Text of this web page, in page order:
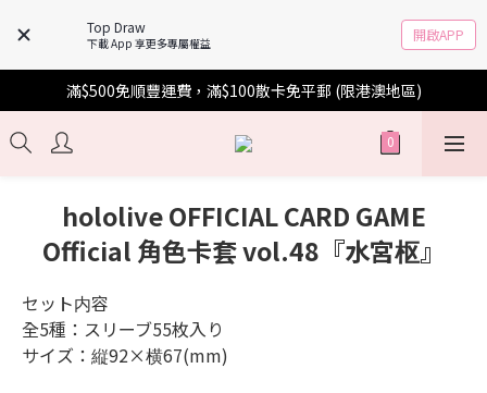
Top Draw
下載 App 享更多專屬權益 開啟APP
滿$500免順豐運費，滿$100散卡免平郵 (限港澳地區)
hololive OFFICIAL CARD GAME
Official 角色卡套 vol.48『水宮枢』
セット内容
全5種：スリーブ55枚入り
サイズ：縦92×横67(mm)